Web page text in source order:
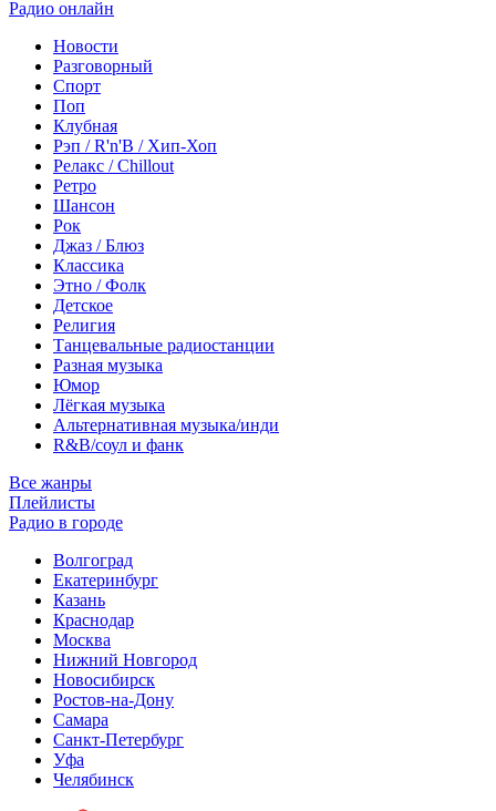
Радио онлайн
Новости
Разговорный
Спорт
Поп
Клубная
Рэп / R'n'B / Хип-Хоп
Релакс / Chillout
Ретро
Шансон
Рок
Джаз / Блюз
Классика
Этно / Фолк
Детское
Религия
Танцевальные радиостанции
Разная музыка
Юмор
Лёгкая музыка
Альтернативная музыка/инди
R&B/cоул и фанк
Все жанры
Плейлисты
Радио в городе
Волгоград
Екатеринбург
Казань
Краснодар
Москва
Нижний Новгород
Новосибирск
Ростов-на-Дону
Самара
Санкт-Петербург
Уфа
Челябинск